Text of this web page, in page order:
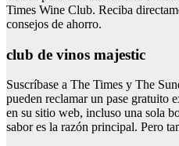
Times Wine Club. Reciba
consejos de ahorro.
club de vinos majestic
Suscríbase a The Times y The
pueden reclamar un pase gratuito
en su sitio web, incluso una sola
sabor es la razón principal. Pero